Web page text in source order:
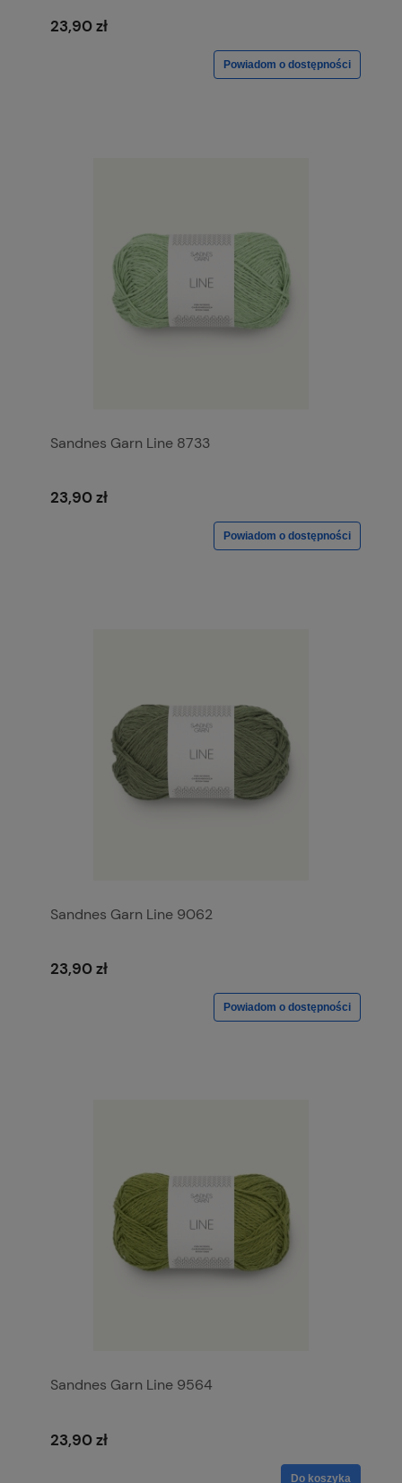
23,90 zł
Powiadom o dostępności
Sandnes Garn Line 8733
23,90 zł
Powiadom o dostępności
Sandnes Garn Line 9062
23,90 zł
Powiadom o dostępności
Sandnes Garn Line 9564
23,90 zł
Do koszyka